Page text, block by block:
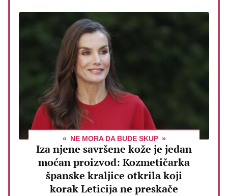
NE MORA DA BUDE SKUP
Iza njene savršene kože je jedan
moćan proizvod: Kozmetičarka
španske kraljice otkrila koji
korak Leticija ne preskače